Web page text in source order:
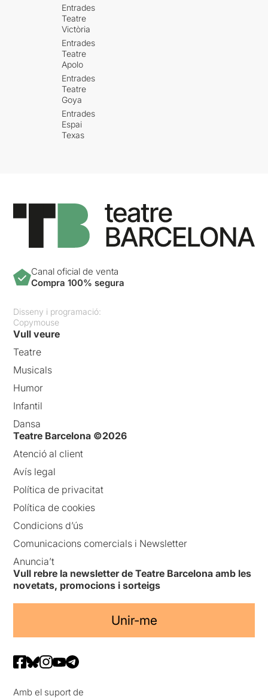
Entrades
Teatre
Victòria
Entrades
Teatre
Apolo
Entrades
Teatre
Goya
Entrades
Espai
Texas
Canal oficial de venta
Compra 100% segura
Disseny i programació:
Copymouse
Vull veure
Teatre
Musicals
Humor
Infantil
Dansa
Teatre Barcelona ©2026
Atenció al client
Avís legal
Política de privacitat
Política de cookies
Condicions d’ús
Comunicacions comercials i Newsletter
Anuncia’t
Vull rebre la newsletter de Teatre Barcelona amb les
novetats, promocions i sorteigs
Unir-me
Amb el suport de